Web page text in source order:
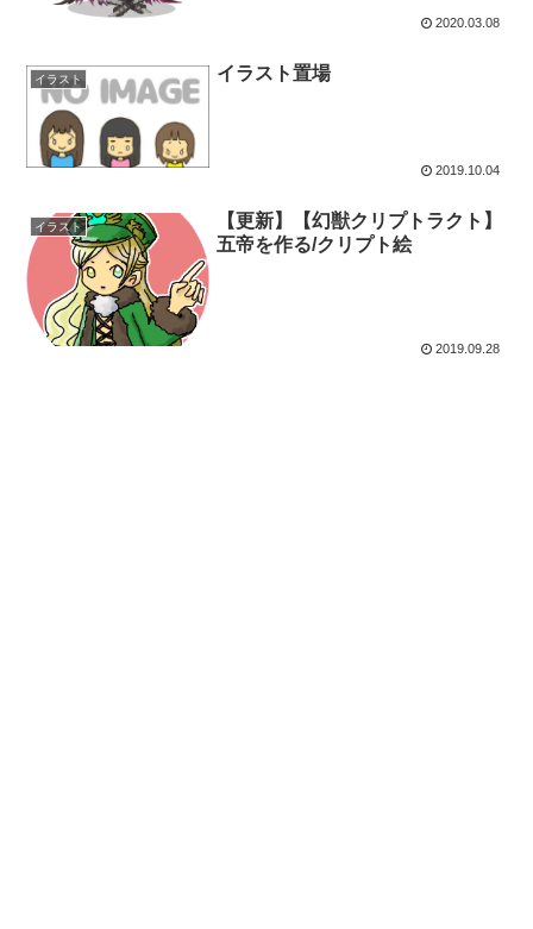
2020.03.08
イラスト イラスト置場
2019.10.04
イラスト
【更新】【幻獣クリプトラクト】
五帝を作る/クリプト絵
2019.09.28